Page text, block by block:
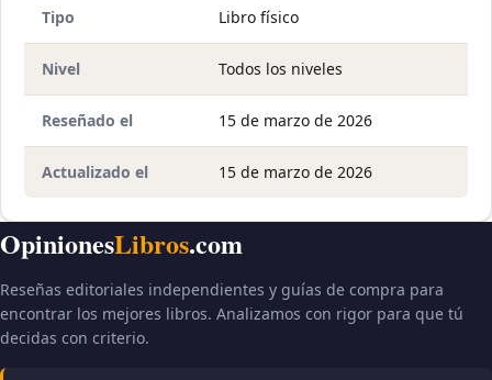
Tipo Libro físico
Nivel Todos los niveles
Reseñado el 15 de marzo de 2026
Actualizado el 15 de marzo de 2026
OpinionesLibros.com
Reseñas editoriales independientes y guías de compra para
encontrar los mejores libros. Analizamos con rigor para que tú
decidas con criterio.